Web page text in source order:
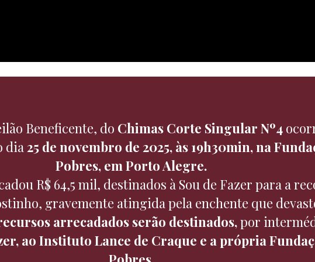
Beneficente, do Chimas Corte Singular Nº4
dia25 de novembro de 2025, às 19h30min, na
Pobres, em Porto Alegre.
R$ 64,5 mil, destinados à Sou de Fazer para a
gravemente atingida pela enchente que
arrecadados serão destinados,por
ao Instituto Lance de Craque e a própria